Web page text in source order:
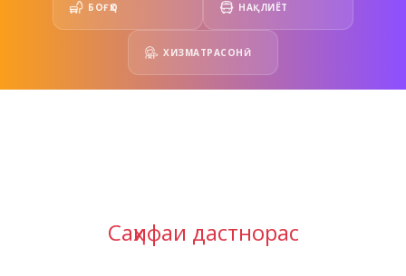
БОҒҲО НАҚЛИЁТ
ХИЗМАТРАСОНӢ
Саҳифаи дастнорас